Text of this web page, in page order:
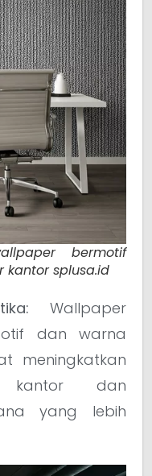
bermotif
kantor splusa.id
Wallpaper
dan warna
meningkatkan
kantor dan
yang lebih